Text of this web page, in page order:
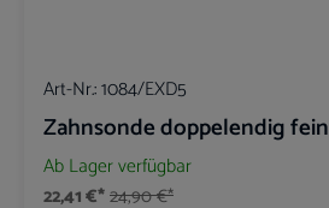
Art-Nr.:1084/EXD5
Zahnsonde doppelendig fein
Ab Lager verfügbar
22,41 €*24,90 €*